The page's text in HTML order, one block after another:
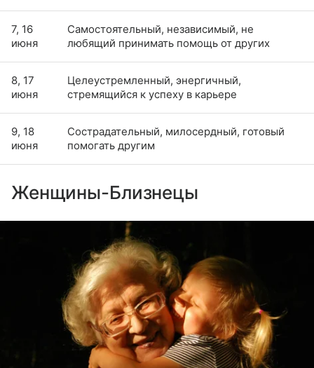
7, 16
июня
Самостоятельный, независимый, не
любящий принимать помощь от других
8, 17
июня
Целеустремленный, энергичный,
стремящийся к успеху в карьере
9, 18
июня
Сострадательный, милосердный, готовый
помогать другим
Женщины-Близнецы